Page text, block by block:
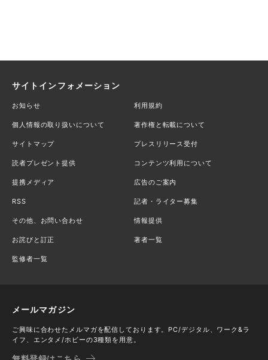
サイトインフォメーション
お知らせ 利用規約
個人情報の取り扱いについて 著作権と転載について
サイトマップ プレスリリース受付
読者プレゼント提供 コンテンツ利用について
提携メディア 広告のご案内
RSS 記者・ライター募集
その他、お問い合わせ 情報提供
お詫びと訂正 著者一覧
監修者一覧
メールマガジン
ご興味に合わせたメルマガを配信しております。PC/デジタル、ワーク&ラ
イフ、エンタメ/ホビーの3種類を用意。